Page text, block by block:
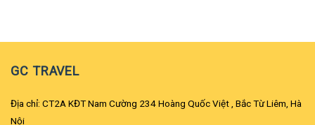
GC TRAVEL
Địa chỉ: CT2A KĐT Nam Cường 234 Hoàng Quốc Việt , Bắc Từ Liêm, Hà
Nội